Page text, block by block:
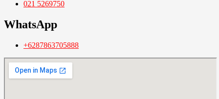
021 5269750
WhatsApp
+6287863705888